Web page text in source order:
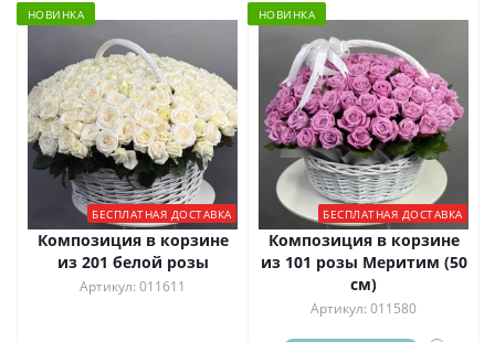
НОВИНКА
БЕСПЛАТНАЯ ДОСТАВКА
Композиция в корзине
из 201 белой розы
Артикул: 011611
НОВИНКА
БЕСПЛАТНАЯ ДОСТАВКА
Композиция в корзине
из 101 розы Меритим (50
см)
Артикул: 011580